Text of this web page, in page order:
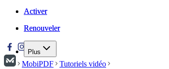
Activer
Renouveler
Plus
Activer
Renouveler
MobiPDF
Tutoriels vidéo